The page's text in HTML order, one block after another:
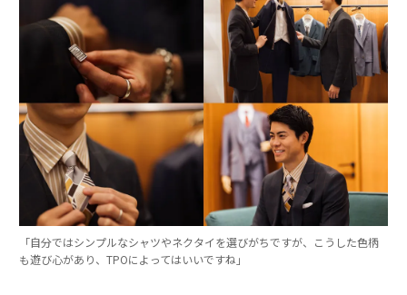
「自分ではシンプルなシャツやネクタイを選びがちですが、こうした色柄
も遊び心があり、TPOによってはいいですね」